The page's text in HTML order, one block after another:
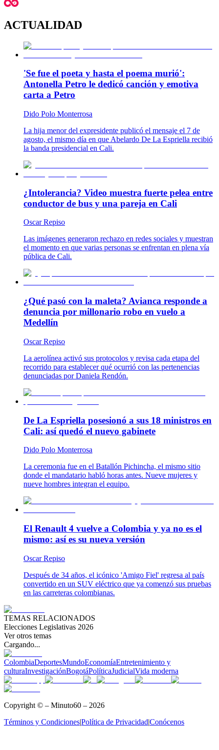
ACTUALIDAD
'Se fue el poeta y hasta el poema murió':
Antonella Petro le dedicó canción y emotiva
carta a Petro
Dido Polo Monterrosa
La hija menor del expresidente publicó el mensaje el 7 de
agosto, el mismo día en que Abelardo De La Espriella recibió
la banda presidencial en Cali.
¿Intolerancia? Video muestra fuerte pelea entre
conductor de bus y una pareja en Cali
Oscar Repiso
Las imágenes generaron rechazo en redes sociales y muestran
el momento en que varias personas se enfrentan en plena vía
pública de Cali.
¿Qué pasó con la maleta? Avianca responde a
denuncia por millonario robo en vuelo a
Medellín
Oscar Repiso
La aerolínea activó sus protocolos y revisa cada etapa del
recorrido para establecer qué ocurrió con las pertenencias
denunciadas por Daniela Rendón.
De La Espriella posesionó a sus 18 ministros en
Cali: así quedó el nuevo gabinete
Dido Polo Monterrosa
La ceremonia fue en el Batallón Pichincha, el mismo sitio
donde el mandatario habló horas antes. Nueve mujeres y
nueve hombres integran el equipo.
El Renault 4 vuelve a Colombia y ya no es el
mismo: así es su nueva versión
Oscar Repiso
Después de 34 años, el icónico 'Amigo Fiel' regresa al país
convertido en un SUV eléctrico que ya comenzó sus pruebas
en las carreteras colombianas.
TEMAS RELACIONADOS
Elecciones Legislativas 2026
Ver otros temas
Cargando...
ColombiaDeportesMundoEconomíaEntretenimiento y
culturaInvestigaciónBogotáPolíticaJudicialVida moderna
Copyright © – Minuto60 – 2026
Términos y Condiciones|Política de Privacidad|Conócenos